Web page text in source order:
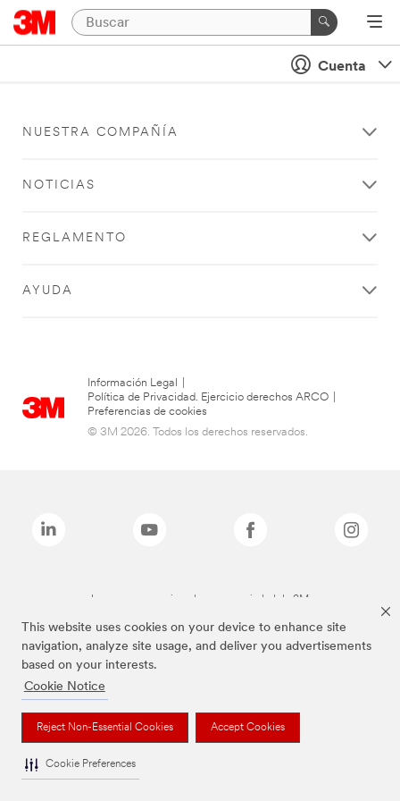
This website uses cookies on your device to enhance site
navigation, analyze site usage, and deliver you advertisements
based on your interests.
Cookie Notice
Reject Non-Essential Cookies Accept Cookies
Cookie Preferences
Cuenta
NUESTRA COMPAÑÍA
NOTICIAS
REGLAMENTO
AYUDA
Información Legal
Política de Privacidad. Ejercicio derechos ARCO
Preferencias de cookies
© 3M 2026. Todos los derechos reservados.
Las marcas mencionadas son propiedad de 3M